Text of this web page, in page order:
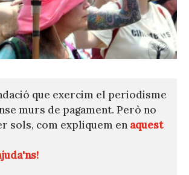
que exercim el periodisme
murs de pagament. Però no
sols, com expliquem en aquest